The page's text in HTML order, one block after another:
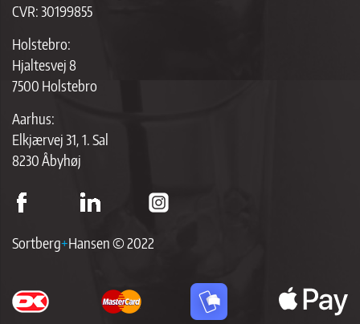
CVR: 30199855
Holstebro:
Hjaltesvej 8
7500 Holstebro
Aarhus:
Elkjærvej 31, 1. Sal
8230 Åbyhøj
Sortberg+Hansen © 2022